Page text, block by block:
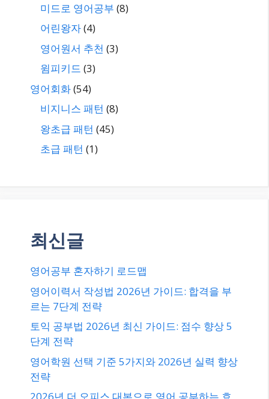
미드로 영어공부 (8)
어린왕자(4)
영어원서 추천 (3)
윔피키드 (3)
영어회화(54)
비지니스 패턴 (8)
왕초급 패턴 (45)
초급 패턴 (1)
최신글
영어공부 혼자하기 로드맵
영어이력서 작성법 2026년 가이드: 합격을 부
르는 7단계 전략
토익 공부법 2026년 최신 가이드: 점수 향상 5
단계 전략
영어학원 선택 기준 5가지와 2026년 실력 향상
전략